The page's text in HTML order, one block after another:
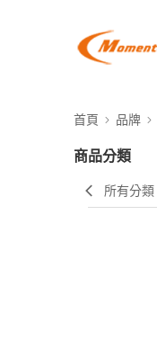
首頁 品牌
商品分類
所有分類